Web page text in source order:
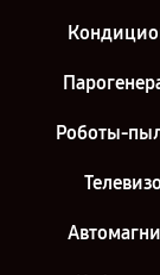
Роботы-